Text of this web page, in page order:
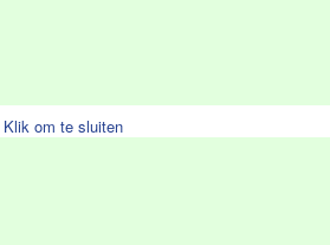
Klik om te sluiten